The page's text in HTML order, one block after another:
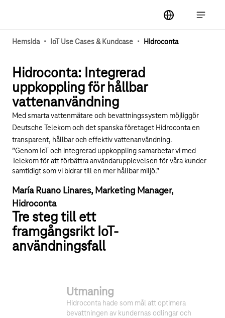
label
Öppna
Hemsida · IoT Use Cases & Kundcase · Hidroconta
Hidroconta: Integrerad
uppkoppling för hållbar
vattenanvändning
Med smarta vattenmätare och bevattningssystem möjliggör
Deutsche Telekom och det spanska företaget Hidroconta en
transparent, hållbar och effektiv vattenanvändning.
”Genom IoT och integrerad uppkoppling samarbetar vi med
Telekom för att förbättra användarupplevelsen för våra kunder
samtidigt som vi bidrar till en mer hållbar miljö.”
María Ruano Linares, Marketing Manager,
Hidroconta
Tre steg till ett
framgångsrikt IoT-
användningsfall
Utmaning
Hidroconta hade som mål att optimera
bevattningen av kundernas odlingar och